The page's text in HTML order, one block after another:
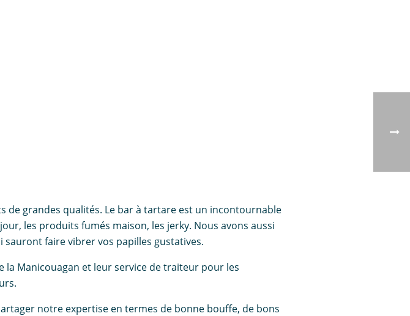
de grandes qualités. Le bar à tartare est un incontournable
les produits fumés maison, les jerky. Nous avons aussi
faire vibrer vos papilles gustatives.
Manicouagan et leur service de traiteur pour les
notre expertise en termes de bonne bouffe, de bons